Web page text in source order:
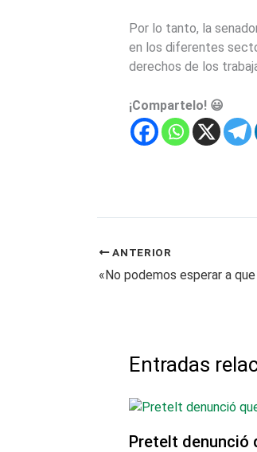
Por lo tanto, la
en los diferentes
derechos de los
¡Compartelo! 😃
ANTERIOR
Entradas
Pretelt denunció